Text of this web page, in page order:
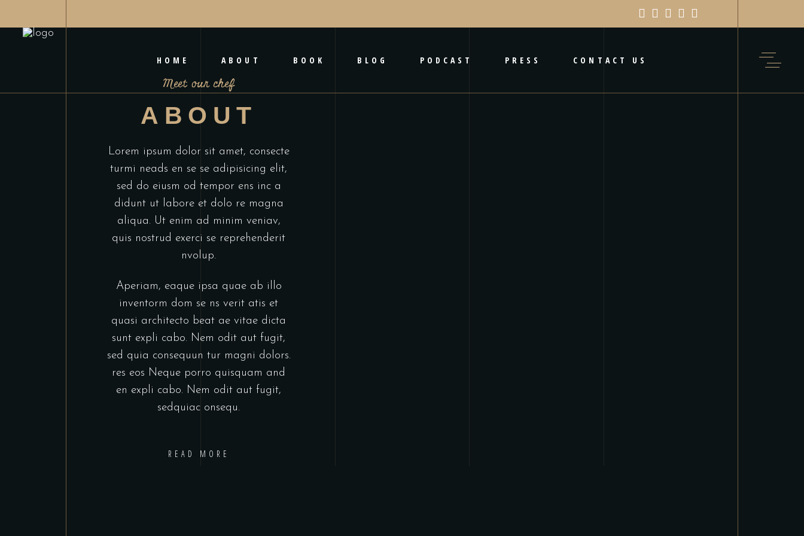
HOME ABOUT BOOK BLOG PODCAST PRESS CONTACT US
Meet our chef
ABOUT
Lorem ipsum dolor sit amet, consecte
turmi neads en se se adipisicing elit,
sed do eiusm od tempor ens inc a
didunt ut labore et dolo re magna
aliqua. Ut enim ad minim veniav,
quis nostrud exerci se reprehenderit
nvolup.
Aperiam, eaque ipsa quae ab illo
inventorm dom se ns verit atis et
quasi architecto beat ae vitae dicta
sunt expli cabo. Nem odit aut fugit,
sed quia consequun tur magni dolors.
res eos Neque porro quisquam and
en expli cabo. Nem odit aut fugit,
sedquiac onsequ.
READ MORE